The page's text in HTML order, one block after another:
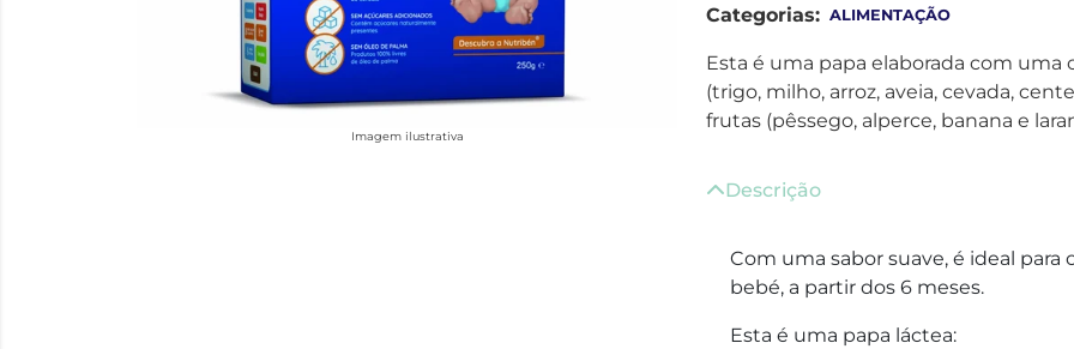
Imagem ilustrativa
Categorias: ALIMENTAÇÃO
Esta é uma papa elaborada com uma
(trigo, milho, arroz, aveia, cevada,
frutas (pêssego, alperce, banana e
Descrição
Com uma sabor suave, é ideal
bebé, a partir dos 6 meses.
Esta é uma papa láctea: